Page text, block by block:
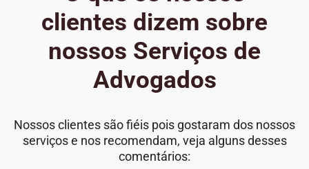
clientes dizem sobre
nossos Serviços de
Advogados
Nossos clientes são fiéis pois gostaram dos nossos
serviços e nos recomendam, veja alguns desses
comentários: